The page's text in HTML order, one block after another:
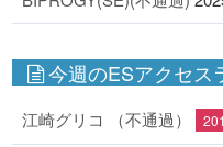
今週のESアクセス
江崎グリコ （不通過）